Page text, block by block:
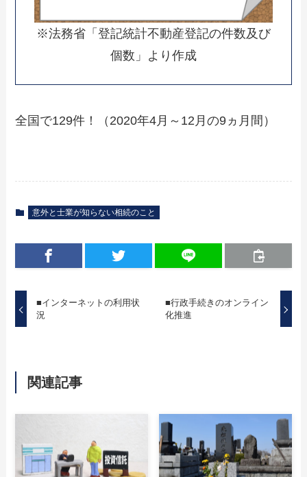
※法務省「登記統計不動産登記の件数及び
個数」より作成
全国で129件！（2020年4月～12月の9ヵ月間）
意外と士業が知らない相続のこと
■インターネットの利用状
況
■行政手続きのオンライン
化推進
関連記事